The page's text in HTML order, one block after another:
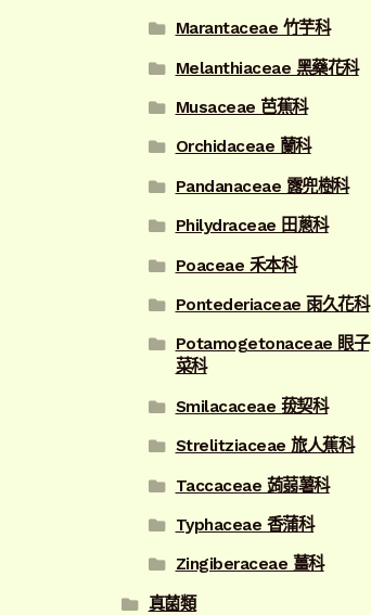
Marantaceae 竹芋科
Melanthiaceae 黑藥花科
Musaceae 芭蕉科
Orchidaceae 蘭科
Pandanaceae 露兜樹科
Philydraceae 田蔥科
Poaceae 禾本科
Pontederiaceae 雨久花科
Potamogetonaceae 眼子
菜科
Smilacaceae 菝契科
Strelitziaceae 旅人蕉科
Taccaceae 蒟蒻薯科
Typhaceae 香蒲科
Zingiberaceae 薑科
真菌類